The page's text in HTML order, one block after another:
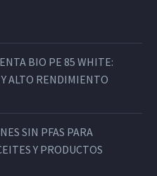
BIO PE 85 WHITE:
ALTO RENDIMIENTO
SIN PFAS PARA
Y PRODUCTOS